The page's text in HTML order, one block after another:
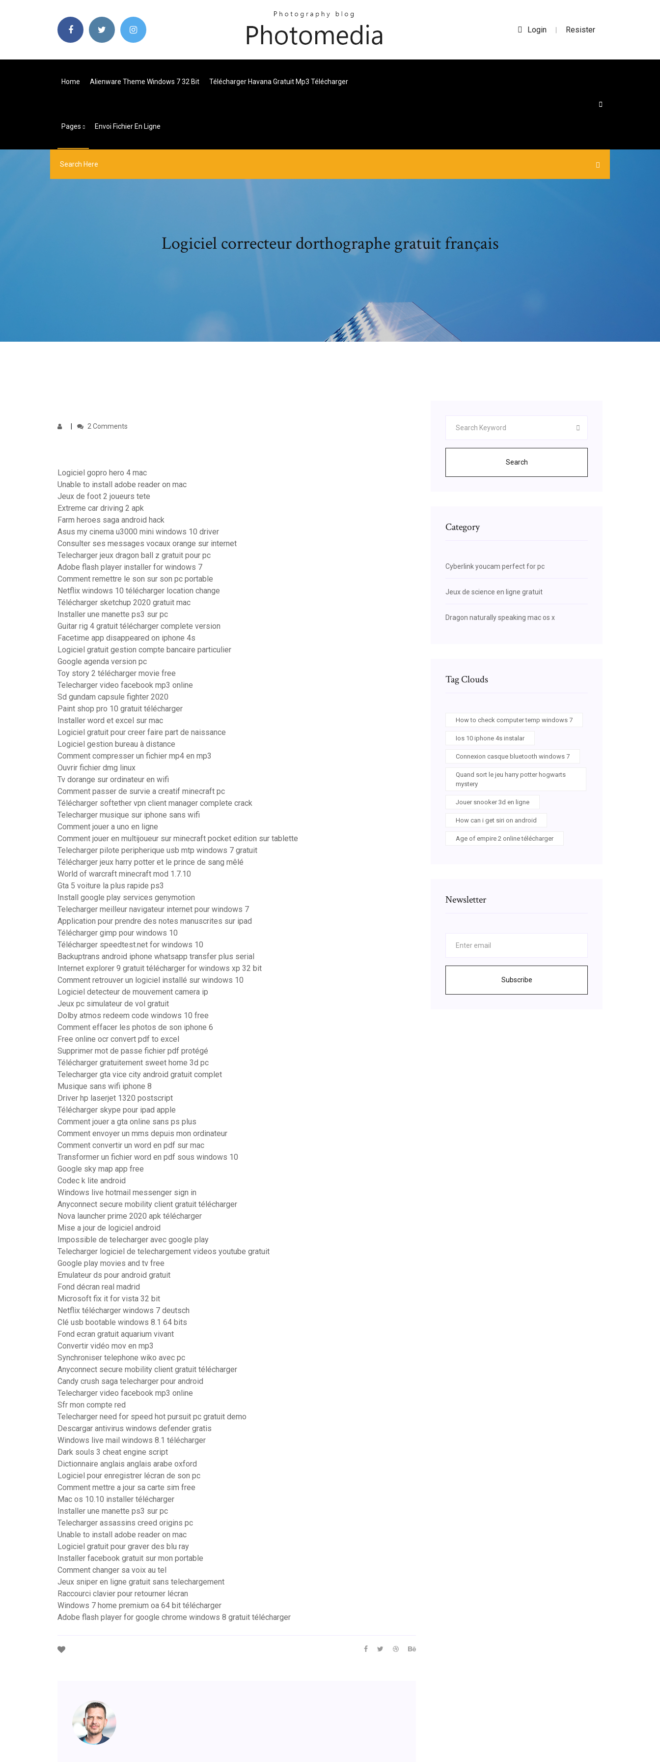
Login | Resister
Home Alienware Theme Windows 7 32 Bit Télécharger Havana Gratuit Mp3 Télécharger
Pages Envoi Fichier En Ligne
Logiciel correcteur dorthographe gratuit français
2 Comments
Logiciel gopro hero 4 mac
Unable to install adobe reader on mac
Jeux de foot 2 joueurs tete
Extreme car driving 2 apk
Farm heroes saga android hack
Asus my cinema u3000 mini windows 10 driver
Consulter ses messages vocaux orange sur internet
Telecharger jeux dragon ball z gratuit pour pc
Adobe flash player installer for windows 7
Comment remettre le son sur son pc portable
Netflix windows 10 télécharger location change
Télécharger sketchup 2020 gratuit mac
Installer une manette ps3 sur pc
Guitar rig 4 gratuit télécharger complete version
Facetime app disappeared on iphone 4s
Logiciel gratuit gestion compte bancaire particulier
Google agenda version pc
Toy story 2 télécharger movie free
Telecharger video facebook mp3 online
Sd gundam capsule fighter 2020
Paint shop pro 10 gratuit télécharger
Installer word et excel sur mac
Logiciel gratuit pour creer faire part de naissance
Logiciel gestion bureau à distance
Comment compresser un fichier mp4 en mp3
Ouvrir fichier dmg linux
Tv dorange sur ordinateur en wifi
Comment passer de survie a creatif minecraft pc
Télécharger softether vpn client manager complete crack
Telecharger musique sur iphone sans wifi
Comment jouer a uno en ligne
Comment jouer en multijoueur sur minecraft pocket edition sur tablette
Telecharger pilote peripherique usb mtp windows 7 gratuit
Télécharger jeux harry potter et le prince de sang mêlé
World of warcraft minecraft mod 1.7.10
Gta 5 voiture la plus rapide ps3
Install google play services genymotion
Telecharger meilleur navigateur internet pour windows 7
Application pour prendre des notes manuscrites sur ipad
Télécharger gimp pour windows 10
Télécharger speedtest.net for windows 10
Backuptrans android iphone whatsapp transfer plus serial
Internet explorer 9 gratuit télécharger for windows xp 32 bit
Comment retrouver un logiciel installé sur windows 10
Logiciel detecteur de mouvement camera ip
Jeux pc simulateur de vol gratuit
Dolby atmos redeem code windows 10 free
Comment effacer les photos de son iphone 6
Free online ocr convert pdf to excel
Supprimer mot de passe fichier pdf protégé
Télécharger gratuitement sweet home 3d pc
Telecharger gta vice city android gratuit complet
Musique sans wifi iphone 8
Driver hp laserjet 1320 postscript
Télécharger skype pour ipad apple
Comment jouer a gta online sans ps plus
Comment envoyer un mms depuis mon ordinateur
Comment convertir un word en pdf sur mac
Transformer un fichier word en pdf sous windows 10
Google sky map app free
Codec k lite android
Windows live hotmail messenger sign in
Anyconnect secure mobility client gratuit télécharger
Nova launcher prime 2020 apk télécharger
Mise a jour de logiciel android
Impossible de telecharger avec google play
Telecharger logiciel de telechargement videos youtube gratuit
Google play movies and tv free
Emulateur ds pour android gratuit
Fond décran real madrid
Microsoft fix it for vista 32 bit
Netflix télécharger windows 7 deutsch
Clé usb bootable windows 8.1 64 bits
Fond ecran gratuit aquarium vivant
Convertir vidéo mov en mp3
Synchroniser telephone wiko avec pc
Anyconnect secure mobility client gratuit télécharger
Candy crush saga telecharger pour android
Telecharger video facebook mp3 online
Sfr mon compte red
Telecharger need for speed hot pursuit pc gratuit demo
Descargar antivirus windows defender gratis
Windows live mail windows 8.1 télécharger
Dark souls 3 cheat engine script
Dictionnaire anglais anglais arabe oxford
Logiciel pour enregistrer lécran de son pc
Comment mettre a jour sa carte sim free
Mac os 10.10 installer télécharger
Installer une manette ps3 sur pc
Telecharger assassins creed origins pc
Unable to install adobe reader on mac
Logiciel gratuit pour graver des blu ray
Installer facebook gratuit sur mon portable
Comment changer sa voix au tel
Jeux sniper en ligne gratuit sans telechargement
Raccourci clavier pour retourner lécran
Windows 7 home premium oa 64 bit télécharger
Adobe flash player for google chrome windows 8 gratuit télécharger
Search
Category
Cyberlink youcam perfect for pc
Jeux de science en ligne gratuit
Dragon naturally speaking mac os x
Tag Clouds
How to check computer temp windows 7
Ios 10 iphone 4s instalar
Connexion casque bluetooth windows 7
Quand sort le jeu harry potter hogwarts
mystery
Jouer snooker 3d en ligne
How can i get siri on android
Age of empire 2 online télécharger
Newsletter
Subscribe